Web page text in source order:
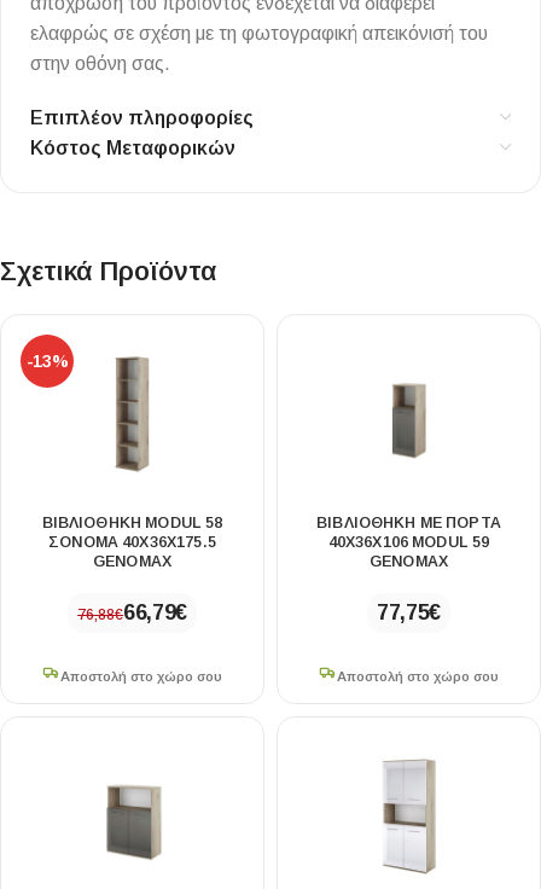
ελαφρώς σε σχέση με τη φωτογραφική απεικόνισή του
στην οθόνη σας.
Επιπλέον πληροφορίες
Κόστος Μεταφορικών
Σχετικά Προϊόντα
-13%
ΒΙΒΛΙΟΘΉΚΗ MODUL 58
ΣΌΝΟΜΑ 40X36X175.5
GENOMAX
76,88€66,79€
Αποστολή στο χώρο σου
ΒΙΒΛΙΟΘΉΚΗ ΜΕ ΠΌΡΤΑ
40X36X106 MODUL 59
GENOMAX
77,75€
Αποστολή στο χώρο σου